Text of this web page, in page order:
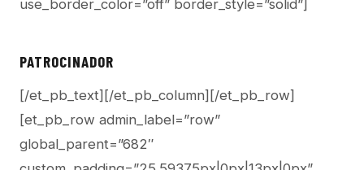
use_border_color=”off” border_style=”solid”]
PATROCINADOR
[/et_pb_text][/et_pb_column][/et_pb_row]
[et_pb_row admin_label=”row”
global_parent=”682″